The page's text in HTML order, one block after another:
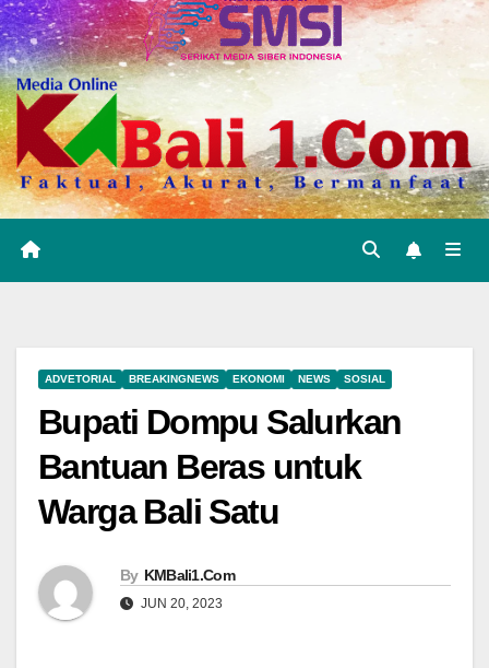
ADVETORIAL BREAKINGNEWS EKONOMI NEWS SOSIAL
Bupati Dompu Salurkan
Bantuan Beras untuk
Warga Bali Satu
By KMBali1.Com
JUN 20, 2023